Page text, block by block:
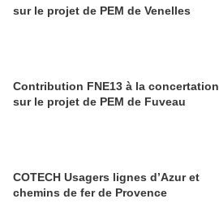
sur le projet de PEM de Venelles
Contribution FNE13 à la concertation
sur le projet de PEM de Fuveau
COTECH Usagers lignes d’Azur et
chemins de fer de Provence